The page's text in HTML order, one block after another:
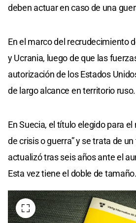
deben actuar en caso de una
En el marco del recrudecimiento
y Ucrania, luego de que las
autorización de los Estados
de largo alcance en territorio ruso.
En Suecia, el título elegido para el
de crisis o guerra” y se trata de
actualizó tras seis años ante el
Esta vez tiene el doble de tamaño.